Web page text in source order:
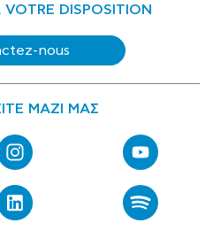
DISPOSITION
nous
ΜΑΖΙ ΜΑΣ